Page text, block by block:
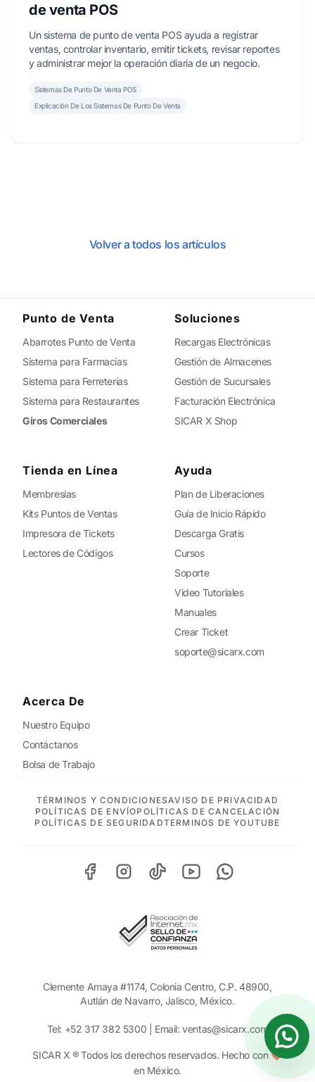
de venta POS
Un sistema de punto de venta POS ayuda a registrar
ventas, controlar inventario, emitir tickets, revisar reportes
y administrar mejor la operación diaria de un negocio.
Sistemas De Punto De Venta POS
Explicación De Los Sistemas De Punto De Venta
Volver a todos los artículos
Punto de Venta
Abarrotes Punto de Venta
Sistema para Farmacias
Sistema para Ferreterías
Sistema para Restaurantes
Giros Comerciales
Soluciones
Recargas Electrónicas
Gestión de Almacenes
Gestión de Sucursales
Facturación Electrónica
SICAR X Shop
Tienda en Línea
Membresías
Kits Puntos de Ventas
Impresora de Tickets
Lectores de Códigos
Ayuda
Plan de Liberaciones
Guía de Inicio Rápido
Descarga Gratis
Cursos
Soporte
Video Tutoriales
Manuales
Crear Ticket
soporte@sicarx.com
Acerca De
Nuestro Equipo
Contáctanos
Bolsa de Trabajo
TÉRMINOS Y CONDICIONESAVISO DE PRIVACIDAD
POLÍTICAS DE ENVÍOPOLÍTICAS DE CANCELACIÓN
POLÍTICAS DE SEGURIDADTERMINOS DE YOUTUBE
Clemente Amaya #1174, Colonia Centro, C.P. 48900,
Autlán de Navarro, Jalisco, México.
Tel: +52 317 382 5300 | Email:ventas@sicarx.com
SICAR X ® Todos los derechos reservados. Hecho con ❤️
en México.